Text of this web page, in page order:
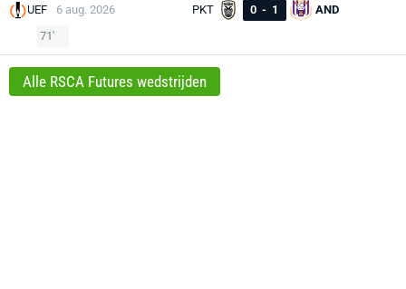
UEF 6 aug. 2026 PKT 0 - 1
AND
71'
Alle RSCA Futures wedstrijden